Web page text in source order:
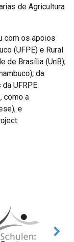
de Agricultura
com os apoios
(UFPE) e Rural
de Brasília (UnB);
da
UFRPE
como a
e